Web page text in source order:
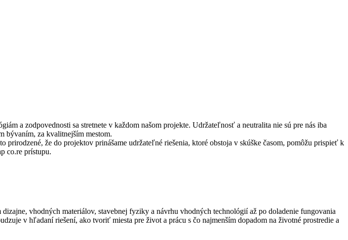
a zodpovednosti sa stretnete v každom našom projekte. Udržateľnosť a neutralita nie sú pre nás iba
bývaním, za kvalitnejším mestom.
že do projektov prinášame udržateľné riešenia, ktoré obstoja v skúške časom, pomôžu prispieť k
co.re prístupu.
vhodných materiálov, stavebnej fyziky a návrhu vhodných technológií až po doladenie fungovania
v hľadaní riešení, ako tvoriť miesta pre život a prácu s čo najmenším dopadom na životné prostredie a